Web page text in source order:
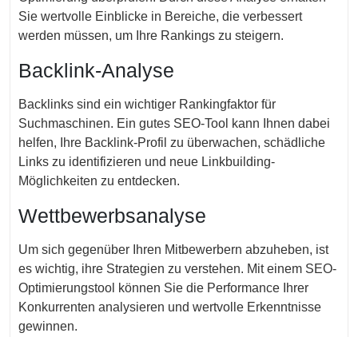
Sie wertvolle Einblicke in Bereiche, die verbessert
werden müssen, um Ihre Rankings zu steigern.
Backlink-Analyse
Backlinks sind ein wichtiger Rankingfaktor für
Suchmaschinen. Ein gutes SEO-Tool kann Ihnen dabei
helfen, Ihre Backlink-Profil zu überwachen, schädliche
Links zu identifizieren und neue Linkbuilding-
Möglichkeiten zu entdecken.
Wettbewerbsanalyse
Um sich gegenüber Ihren Mitbewerbern abzuheben, ist
es wichtig, ihre Strategien zu verstehen. Mit einem SEO-
Optimierungstool können Sie die Performance Ihrer
Konkurrenten analysieren und wertvolle Erkenntnisse
gewinnen.